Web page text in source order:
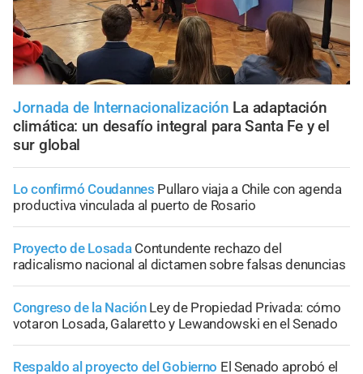
Jornada de Internacionalización La adaptación
climática: un desafío integral para Santa Fe y el
sur global
Lo confirmó Coudannes Pullaro viaja a Chile con agenda
productiva vinculada al puerto de Rosario
Proyecto de Losada Contundente rechazo del
radicalismo nacional al dictamen sobre falsas denuncias
Congreso de la Nación Ley de Propiedad Privada: cómo
votaron Losada, Galaretto y Lewandowski en el Senado
Respaldo al proyecto del Gobierno El Senado aprobó el